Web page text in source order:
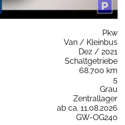
Pkw
Van / Kleinbus
Dez / 2021
Schaltgetriebe
68.700 km
5
Grau
Zentrallager
ab ca. 11.08.2026
GW-OG240